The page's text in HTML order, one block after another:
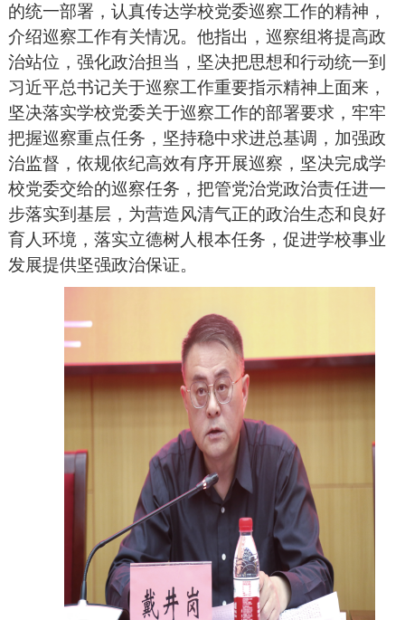
的统一部署，认真传达学校党委巡察工作的精神，
介绍巡察工作有关情况。他指出，巡察组将提高政
治站位，强化政治担当，坚决把思想和行动统一到
习近平总书记关于巡察工作重要指示精神上面来，
坚决落实学校党委关于巡察工作的部署要求，牢牢
把握巡察重点任务，坚持稳中求进总基调，加强政
治监督，依规依纪高效有序开展巡察，坚决完成学
校党委交给的巡察任务，把管党治党政治责任进一
步落实到基层，为营造风清气正的政治生态和良好
育人环境，落实立德树人根本任务，促进学校事业
发展提供坚强政治保证。